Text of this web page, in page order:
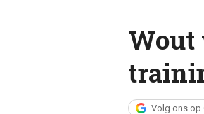
Wout
Volg ons op